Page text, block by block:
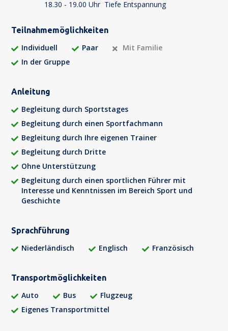
18.30 - 19.00 Uhr Tiefe Entspannung
Teilnahmemöglichkeiten
Individuell Paar
Mit Familie
In der Gruppe
Anleitung
Begleitung durch Sportstages
Begleitung durch einen Sportfachmann
Begleitung durch Ihre eigenen Trainer
Begleitung durch Dritte
Ohne Unterstützung
Begleitung durch einen sportlichen Führer mit
Interesse und Kenntnissen im Bereich Sport und
Geschichte
Sprachführung
Niederländisch Englisch Französisch
Transportmöglichkeiten
Auto Bus
Flugzeug
Eigenes Transportmittel